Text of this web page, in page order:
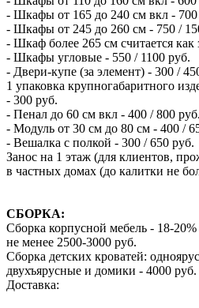
- Шкафы от 165 до 240 см вкл - 700
- Шкафы от 245 до 260 см - 750 /
- Шкаф более 265 см считается как
- Шкафы угловые - 550 / 1100 руб.
- Двери-купе (за элемент) - 300 /
1 упаковка крупногабаритного
- 300 руб.
- Пенал до 60 см вкл - 400 / 800 руб.
- Модуль от 30 см до 80 см - 400 /
- Вешалка с полкой - 300 / 650 руб.
Занос на 1 этаж (для клиентов,
в частных домах (до калитки не
СБОРКА:
Сборка корпусной мебель - 18-
не менее 2500-3000 руб.
Сборка детских кроватей:
двухъярусные и домики - 4000 руб.
Доставка: